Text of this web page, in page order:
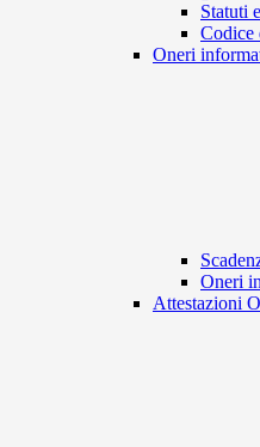
Statuti
Codice
Oneri
Oneri
Attestazioni